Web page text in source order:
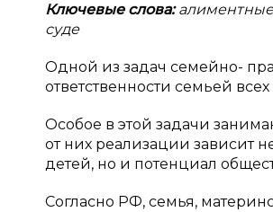
Ключевые слова:алиментные
суде
Одной из задач семейно-
ответственности семьей
Особое в этой задачи
от них реализации зависит
детей, но и потенциал
Согласно РФ, семья,